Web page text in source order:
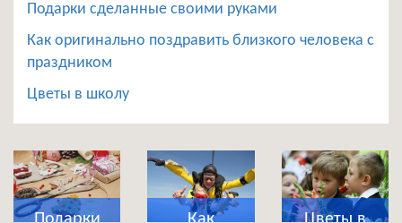
Подарки сделанные своими руками
Как оригинально поздравить близкого человека с
праздником
Цветы в школу